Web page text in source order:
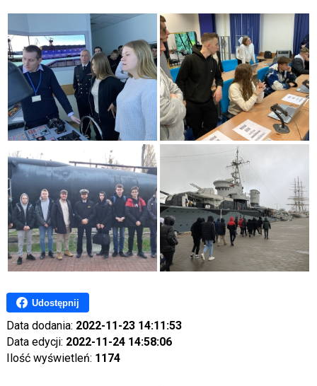
Udostępnij
Data dodania: 2022-11-23 14:11:53
Data edycji: 2022-11-24 14:58:06
Ilość wyświetleń: 1174